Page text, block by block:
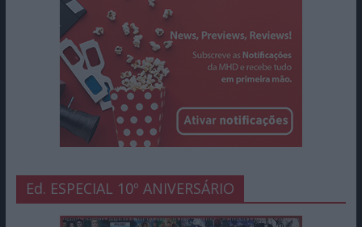
Ed. ESPECIAL 10º ANIVERSÁRIO